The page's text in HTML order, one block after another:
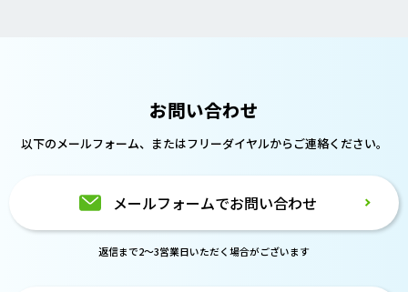
お問い合わせ
以下のメールフォーム、またはフリーダイヤルからご連絡ください。
メールフォームでお問い合わせ
返信まで2～3営業日いただく場合がございます